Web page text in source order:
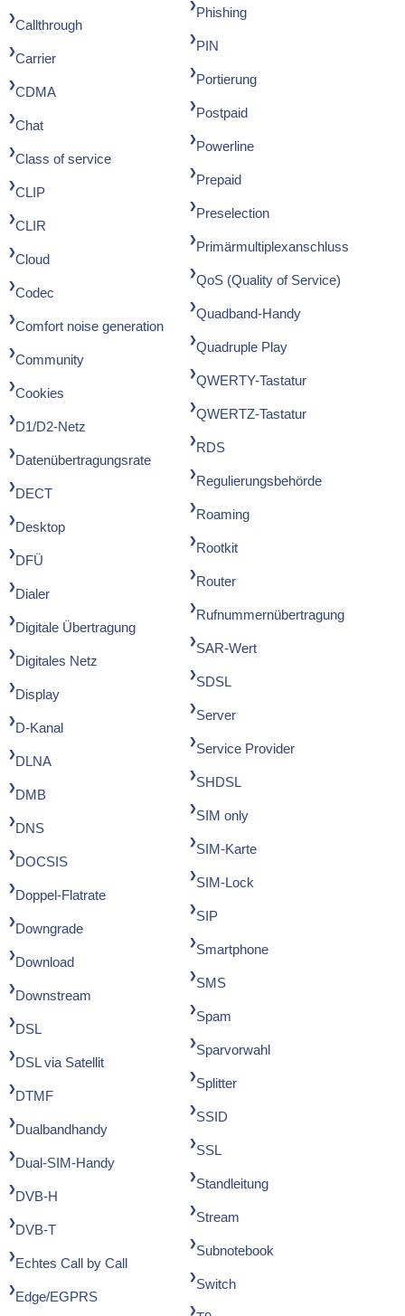
Callthrough
Carrier
CDMA
Chat
Class of service
CLIP
CLIR
Cloud
Codec
Comfort noise generation
Community
Cookies
D1/D2-Netz
Datenübertragungsrate
DECT
Desktop
DFÜ
Dialer
Digitale Übertragung
Digitales Netz
Display
D-Kanal
DLNA
DMB
DNS
DOCSIS
Doppel-Flatrate
Downgrade
Download
Downstream
DSL
DSL via Satellit
DTMF
Dualbandhandy
Dual-SIM-Handy
DVB-H
DVB-T
Echtes Call by Call
Edge/EGPRS
Phishing
PIN
Portierung
Postpaid
Powerline
Prepaid
Preselection
Primärmultiplexanschluss
QoS (Quality of Service)
Quadband-Handy
Quadruple Play
QWERTY-Tastatur
QWERTZ-Tastatur
RDS
Regulierungsbehörde
Roaming
Rootkit
Router
Rufnummernübertragung
SAR-Wert
SDSL
Server
Service Provider
SHDSL
SIM only
SIM-Karte
SIM-Lock
SIP
Smartphone
SMS
Spam
Sparvorwahl
Splitter
SSID
SSL
Standleitung
Stream
Subnotebook
Switch